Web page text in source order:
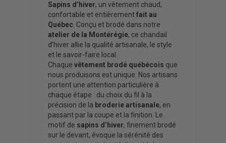
Sapins d’hiver, un vêtement chaud,
confortable et entièrementfait au
Québec . Conçu et brodé dans notre
atelier de la Montérégie, ce chandail
d’hiver allie la qualité artisanale, le style
et le savoir-faire local.
Chaque vêtement brodé québécois que
nous produisons est unique. Nos artisans
portent une attention particulière à
chaque étape : du choix du fil à la
précision de la broderie artisanale, en
passant par la coupe et la finition. Le
motif de sapins d’hiver, finement brodé
sur le devant, évoque la sérénité des